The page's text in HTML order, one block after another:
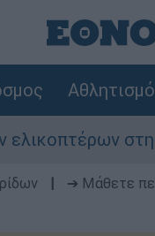
Ψάθα
➔ Μάθετε